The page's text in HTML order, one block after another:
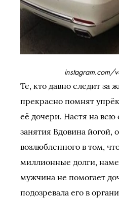
instagram.com/
Те, кто давно следит за
прекрасно помнят
её дочери. Настя на всю
занятия Вдовина йогой,
возлюбленного в том,
миллионные долги,
мужчина не помогает
подозревала его в